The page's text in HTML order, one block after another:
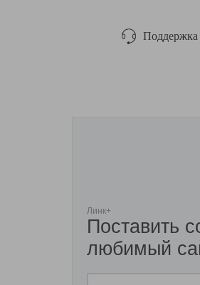
Поддержка
Линк+
Поставить
любимый